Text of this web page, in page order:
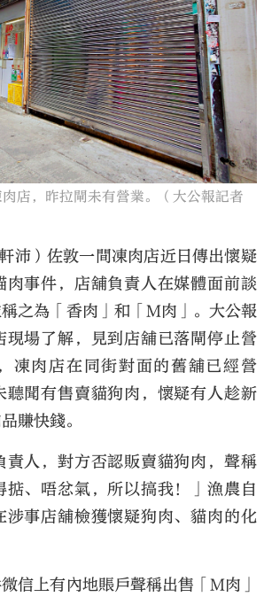
店，昨拉閘未有營業。（大公報記者
沛）佐敦一間凍肉店近日傳出懷疑
肉事件，店舖負責人在媒體面前談
之為「香肉」和「M肉」。大公報
現場了解，見到店舖已落閘停止營
凍肉店在同街對面的舊舖已經營
聽聞有售賣貓狗肉，懷疑有人趁新
賺快錢。
責人，對方否認販賣貓狗肉，聲稱
掂、唔忿氣，所以搞我！」漁農自
涉事店舖檢獲懷疑狗肉、貓肉的化
信上有內地賬戶聲稱出售「M肉」